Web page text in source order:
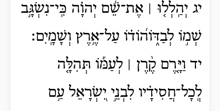
יג יְהַֽלְל֤וּ ׀ אֶת־שֵׁ֬ם יְהוָ֗ה כִּֽי־נִשְׂגָּ֣ב
שְׁמ֣וֹ לְבַדּ֑וֹה֝וֹד֗וֹ עַל־אֶ֥רֶץ וְשָׁמָֽיִם׃
יד וַיָּ֤רֶם קֶ֨רֶן ׀ לְעַמּ֡וֹ תְּהִלָּ֤ה
לְֽכָל־חֲסִידָ֗יו לִבְנֵ֣י יִ֭שְׂרָאֵל עַ֥ם